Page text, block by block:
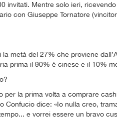
invitati. Mentre solo ieri, ricevendo
con Giuseppe Tornatore
metà del 27% che proviene
prima il 90% è cinese e il 10%
per la prima volta a comprare
Confucio dice: «Io nulla creo,
e vorrei essere un bravo